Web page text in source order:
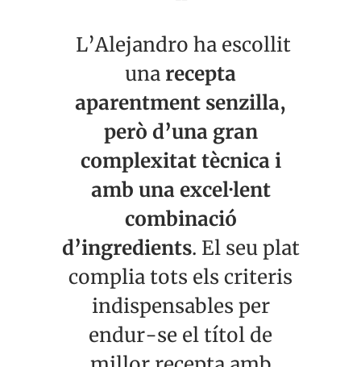
L’Alejandro ha escollit
una recepta
aparentment senzilla,
però d’una gran
complexitat tècnica i
amb una excel·lent
combinació
d’ingredients. El seu plat
complia tots els criteris
indispensables per
endur-se el títol de